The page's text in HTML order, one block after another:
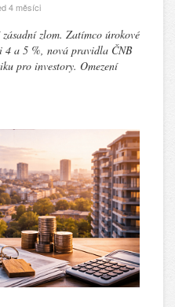
4 měsíci
zlom. Zatímco úrokové
4 a 5 %, nová pravidla ČNB
pro investory. Omezení